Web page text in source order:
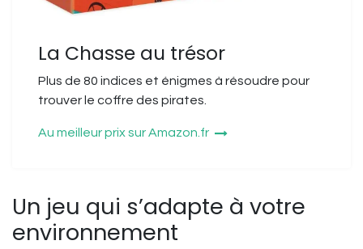
La Chasse au trésor
Plus de 80 indices et énigmes à résoudre pour
trouver le coffre des pirates.
Au meilleur prix sur Amazon.fr
Un jeu qui s’adapte à votre
environnement